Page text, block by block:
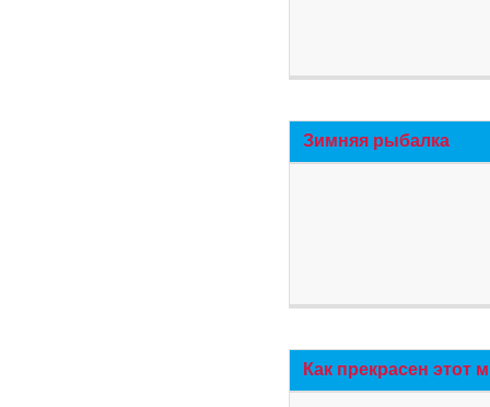
Зимняя рыбалка
Как прекрасен этот